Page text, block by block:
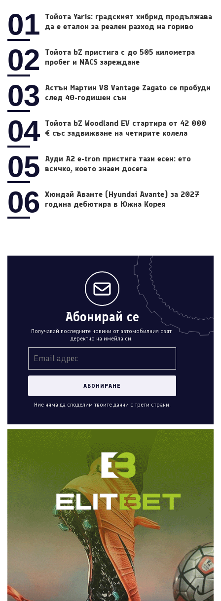
01
Тойота Yaris: градският хибрид продължава
да е еталон за реален разход на гориво
02
Тойота bZ пристига с до 505 километра
пробег и NACS зареждане
03
Астън Мартин V8 Vantage Zagato се пробуди
след 40-годишен сън
04 Тойота bZ Woodland EV стартира от 42 000
€ със задвижване на четирите колела
05
Ауди A2 e-tron пристига тази есен: ето
всичко, което знаем досега
06
Хюндай Аванте (Hyundai Avante) за 2027
година дебютира в Южна Корея
Абонирай се
Получавай последните новини от автомобилния свят
деректно на имейла си.
Ние няма да споделим твоите данни с трети страни.